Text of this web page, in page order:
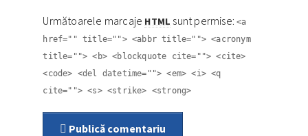
Următoarele marcaje HTML sunt permise:<a
href="" title=""> <abbr title=""> <acronym
title=""> <b> <blockquote cite=""> <cite>
<code> <del datetime=""> <em> <i> <q
cite=""> <s> <strike> <strong>
Publică comentariu